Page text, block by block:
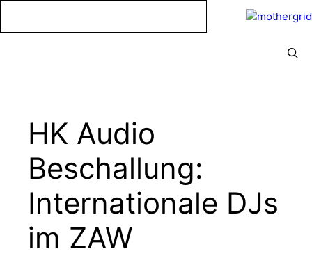
HK Audio
Beschallung:
Internationale DJs
im ZAW